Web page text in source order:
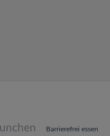
Barrierefrei essen